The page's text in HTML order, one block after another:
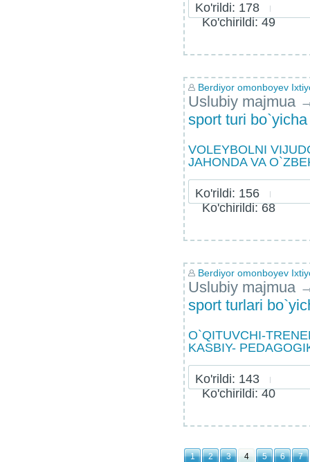
Ko'rildi: 178
Ko'chirildi: 49
Berdiyor omonboyev
Uslubiy majmua
sport turi bo`yicha
VOLEYBOLNI
JAHONDA VA
Ko'rildi: 156
Ko'chirildi: 68
Berdiyor omonboyev
Uslubiy majmua
sport turlari
O`QITUVCHI-
KASBIY-
Ko'rildi: 143
Ko'chirildi: 40
1 2 3 4 5 6
7